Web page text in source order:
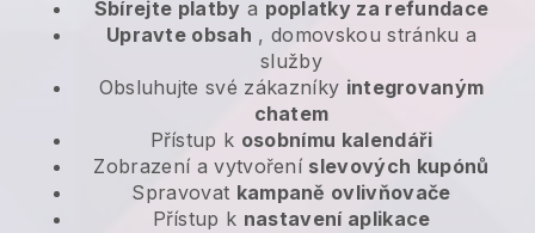
Sbírejte platby a poplatky za refundace
Upravte obsah , domovskou stránku a
služby
Obsluhujte své zákazníky integrovaným
chatem
Přístup k osobnímu kalendáři
Zobrazení a vytvoření slevových kupónů
Spravovat kampaně ovlivňovače
Přístup k nastavení aplikace